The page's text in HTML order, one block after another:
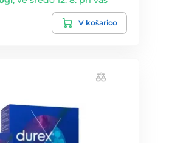
V košarico